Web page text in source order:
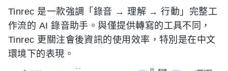
Tinrec 是一款強調「錄音 → 理解 → 行動」完整工
作流的 AI 錄音助手。與僅提供轉寫的工具不同，
Tinrec 更關注會後資訊的使用效率，特別是在中文
環境下的表現。